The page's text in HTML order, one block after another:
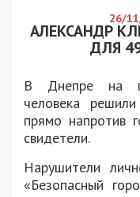
26/
АЛЕКСАНДР
ДЛЯ
В Днепре на
человека
прямо напротив
свидетели.
Нарушители
«Безопасный